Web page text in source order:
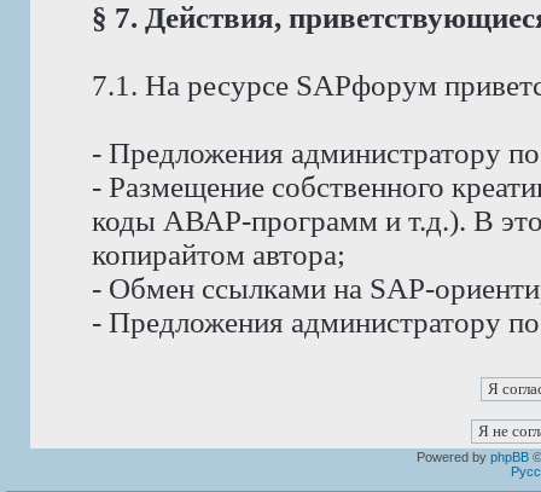
§ 7. Действия,
7.1. На ресурсе SAPфорум
- Предложения администратору
- Размещение собственного
коды АВАР-программ и т.д.). В
копирайтом автора;
- Обмен ссылками на SAP-
- Предложения администратору
Powered by phpBB